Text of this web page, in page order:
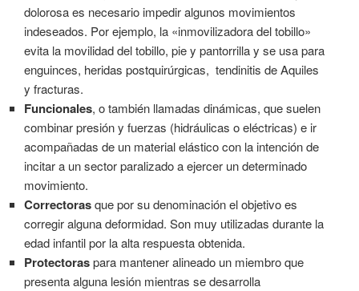
dolorosa es necesario impedir algunos movimientos
indeseados. Por ejemplo, la «inmovilizadora del tobillo»
evita la movilidad del tobillo, pie y pantorrilla y se usa para
enguinces, heridas postquirúrgicas, tendinitis de Aquiles
y fracturas.
Funcionales, o también llamadas dinámicas, que suelen
combinar presión y fuerzas (hidráulicas o eléctricas) e ir
acompañadas de un material elástico con la intención de
incitar a un sector paralizado a ejercer un determinado
movimiento.
Correctorasque por su denominación el objetivo es
corregir alguna deformidad. Son muy utilizadas durante la
edad infantil por la alta respuesta obtenida.
Protectoraspara mantener alineado un miembro que
presenta alguna lesión mientras se desarrolla